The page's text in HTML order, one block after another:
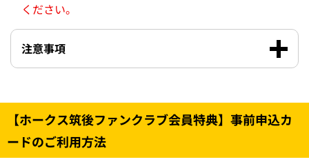
ください。
注意事項
【ホークス筑後ファンクラブ会員特典】事前申込カ
ードのご利用方法